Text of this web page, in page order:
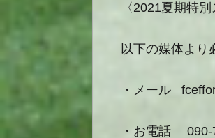
〈2021夏期特
以下の媒体より
・メール
・お電話 090-